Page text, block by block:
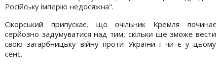
Російську імперію недосяжна".
Сікорський припускає, що очільник Кремля починає
серйозно задумуватися над тим, скільки ще зможе вести
свою загарбницьку війну проти України і чи є у цьому
сенс.